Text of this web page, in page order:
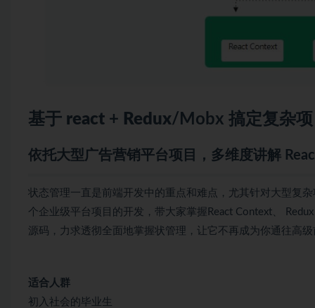
基于 react + Redux/Mobx 搞定复杂
依托大型广告营销平台项目，多维度讲解
状态管理一直是前端开发中的重点和难点，尤其针对大型复
个企业级平台项目的开发，带大家掌握React Context、
源码，力求透彻全面地掌握状管理，让它不再成为你通往高
适合人群
初入社会的毕业生